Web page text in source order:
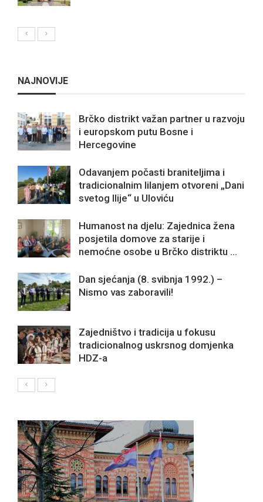
NAJNOVIJE
Brčko distrikt važan partner u razvoju
i europskom putu Bosne i
Hercegovine
Odavanjem počasti braniteljima i
tradicionalnim lilanjem otvoreni „Dani
svetog Ilije“ u Uloviću
Humanost na djelu: Zajednica žena
posjetila domove za starije i
nemoćne osobe u Brčko distriktu ...
Dan sjećanja (8. svibnja 1992.) –
Nismo vas zaboravili!
Zajedništvo i tradicija u fokusu
tradicionalnog uskrsnog domjenka
HDZ-a